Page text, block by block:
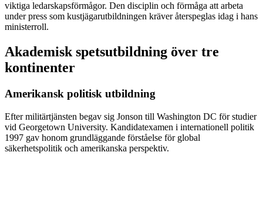
viktiga ledarskapsförmågor. Den disciplin och förmåga att arbeta
under press som kustjägarutbildningen kräver återspeglas idag i hans
ministerroll.
Akademisk spetsutbildning över tre
kontinenter
Amerikansk politisk utbildning
Efter militärtjänsten begav sig Jonson till Washington DC för studier
vid Georgetown University. Kandidatexamen i internationell politik
1997 gav honom grundläggande förståelse för global
säkerhetspolitik och amerikanska perspektiv.